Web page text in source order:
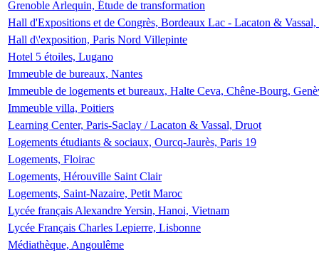
Grenoble Arlequin, Étude de transformation
Hall d'Expositions et de Congrès, Bordeaux Lac - Lacaton &
Hall d\'exposition, Paris Nord Villepinte
Hotel 5 étoiles, Lugano
Immeuble de bureaux, Nantes
Immeuble de logements et bureaux, Halte Ceva, Chêne-Bourg,
Immeuble villa, Poitiers
Learning Center, Paris-Saclay / Lacaton & Vassal, Druot
Logements étudiants & sociaux, Ourcq-Jaurès, Paris 19
Logements, Floirac
Logements, Hérouville Saint Clair
Logements, Saint-Nazaire, Petit Maroc
Lycée français Alexandre Yersin, Hanoi, Vietnam
Lycée Français Charles Lepierre, Lisbonne
Médiathèque, Angoulême